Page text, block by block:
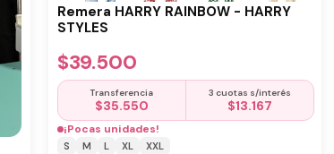
Remera HARRY RAINBOW - HARRY
STYLES
$39.500
Transferencia
$35.550
3 cuotas s/interés
$13.167
¡Pocas unidades!
S M L XL XXL